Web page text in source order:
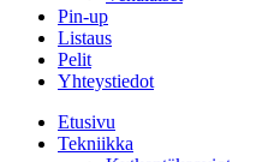
Pin-up
Listaus
Pelit
Yhteystiedot
Etusivu
Tekniikka